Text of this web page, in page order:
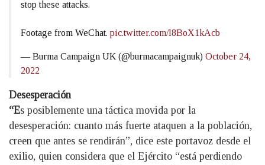
stop these attacks.
Footage from WeChat. pic.twitter.com/l8BoX1kAcb
— Burma Campaign UK (@burmacampaignuk) October 24,
2022
Desesperación
“Es posiblemente una táctica movida por la
desesperación: cuanto más fuerte ataquen a la población,
creen que antes se rendirán”, dice este portavoz desde el
exilio, quien considera que el Ejército “está perdiendo